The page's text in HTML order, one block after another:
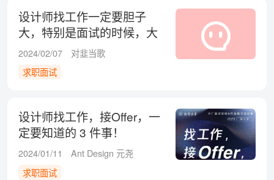
设计师找工作一定要胆子
大，特别是面试的时候，大
家认同吗？
2024/02/07
对韭当歌
求职面试
设计师找工作，接Offer，一
定要知道的 3 件事！
2024/01/11
Ant Design 元尧
求职面试